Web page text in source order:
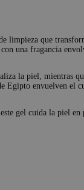
que
una fragancia
la piel, mientras
Egipto envuelven el
gel cuida la piel